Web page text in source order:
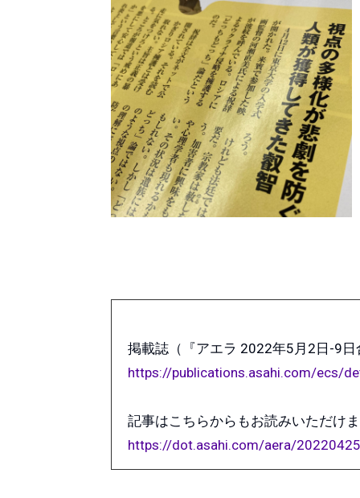
掲載誌（『アエラ 2022年5月2日-9
https://publications.asahi.com/ecs/
記事はこちらからもお読みいただけ
https://dot.asahi.com/aera/